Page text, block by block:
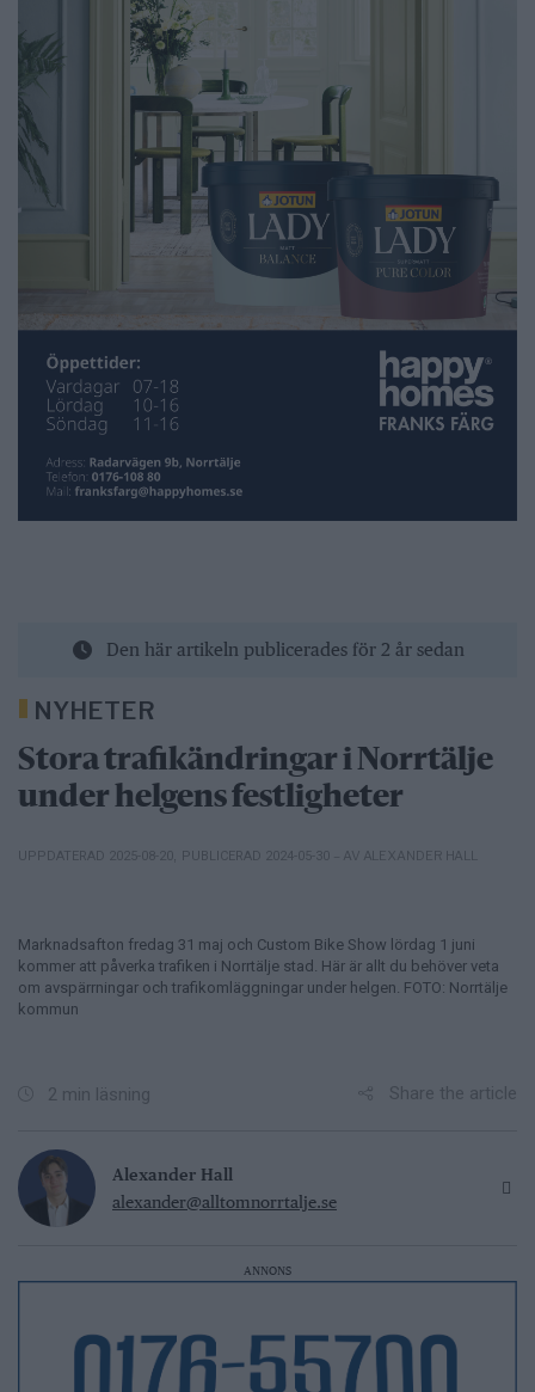
Den här artikeln publicerades för 2 år sedan
NYHETER
Stora trafikändringar i Norrtälje
under helgens festligheter
UPPDATERAD 2025-08-20 PUBLICERAD 2024-05-30 – AV ALEXANDER HALL
Marknadsafton fredag 31 maj och Custom Bike Show lördag 1 juni
kommer att påverka trafiken i Norrtälje stad. Här är allt du behöver veta
om avspärrningar och trafikomläggningar under helgen. FOTO: Norrtälje
kommun
2 min läsning Share the article
Alexander Hall
alexander@alltomnorrtalje.se
ANNONS